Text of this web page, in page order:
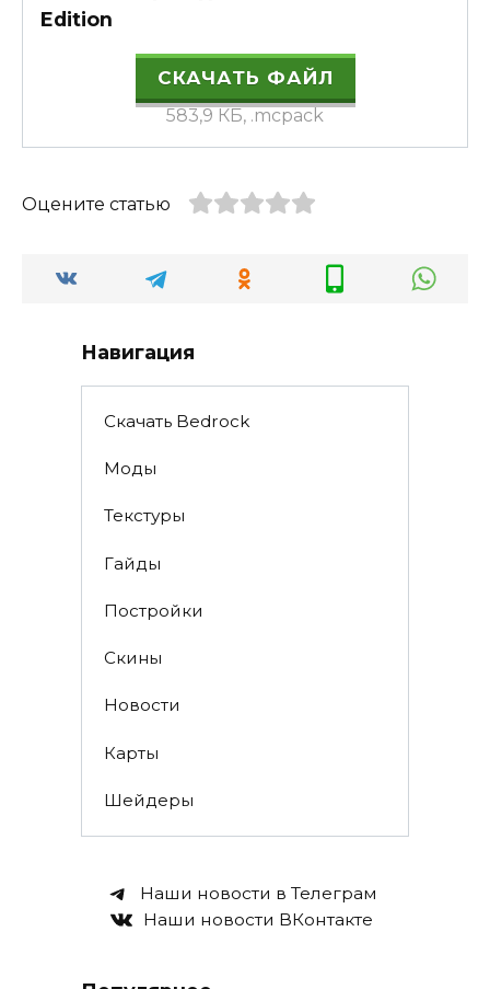
Edition
СКАЧАТЬ ФАЙЛ
583,9 КБ, .mcpack
Оцените статью
Навигация
Скачать Bedrock
Моды
Текстуры
Гайды
Постройки
Скины
Новости
Карты
Шейдеры
Наши новости в Телеграм
Наши новости ВКонтакте